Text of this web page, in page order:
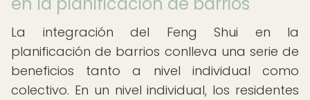
La integración del Feng Shui en la
planificación de barrios conlleva una serie de
beneficios tanto a nivel individual como
colectivo. En un nivel individual, los residentes